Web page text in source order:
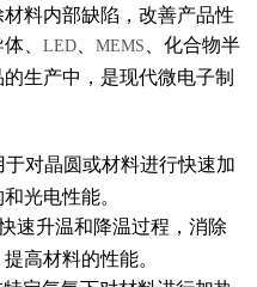
料内部缺陷，改善产品性
体、LED 、MEMS
、化合物半
生产中，是现代微电子制
于对晶圆或材料进行快速加
光电性能。
速升温和降温过程，消除
高材料的性能。